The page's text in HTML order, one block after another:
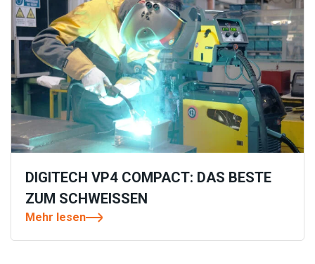
DIGITECH VP4 COMPACT: DAS BESTE
ZUM SCHWEISSEN
Mehr lesen